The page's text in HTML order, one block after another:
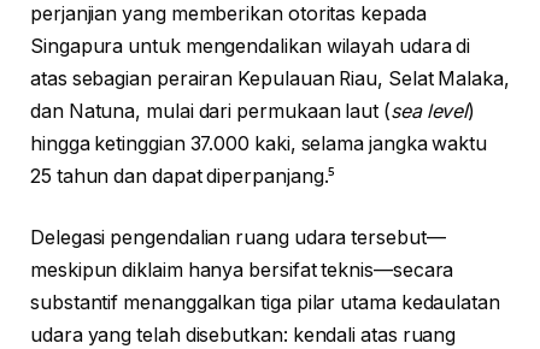
perjanjian yang memberikan otoritas kepada
Singapura untuk mengendalikan wilayah udara di
atas sebagian perairan Kepulauan Riau, Selat Malaka,
dan Natuna, mulai dari permukaan laut (sea level)
hingga ketinggian 37.000 kaki, selama jangka waktu
25 tahun dan dapat diperpanjang.⁵
Delegasi pengendalian ruang udara tersebut—
meskipun diklaim hanya bersifat teknis—secara
substantif menanggalkan tiga pilar utama kedaulatan
udara yang telah disebutkan: kendali atas ruang